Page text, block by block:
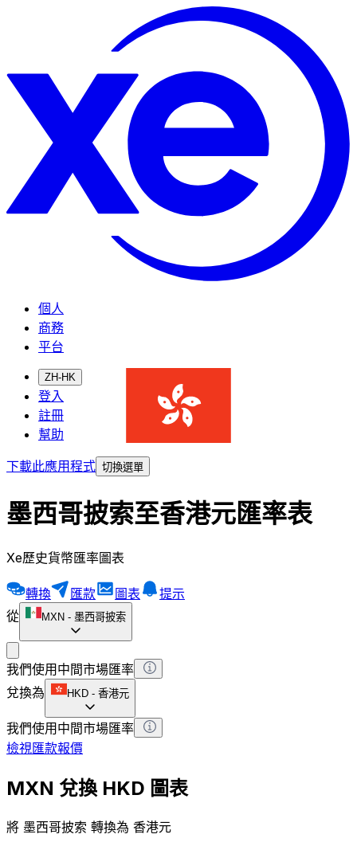
個人
商務
平台
ZH-HK
登入
註冊
幫助
下載此應用程式 切換選單
墨西哥披索至香港元匯率表
Xe歷史貨幣匯率圖表
轉換 匯款 圖表
提示
從
MXN - 墨西哥披索
我們使用中間市場匯率
兌換為
HKD - 香港元
我們使用中間市場匯率
檢視匯款報價
MXN 兌換 HKD 圖表
將 墨西哥披索 轉換為 香港元